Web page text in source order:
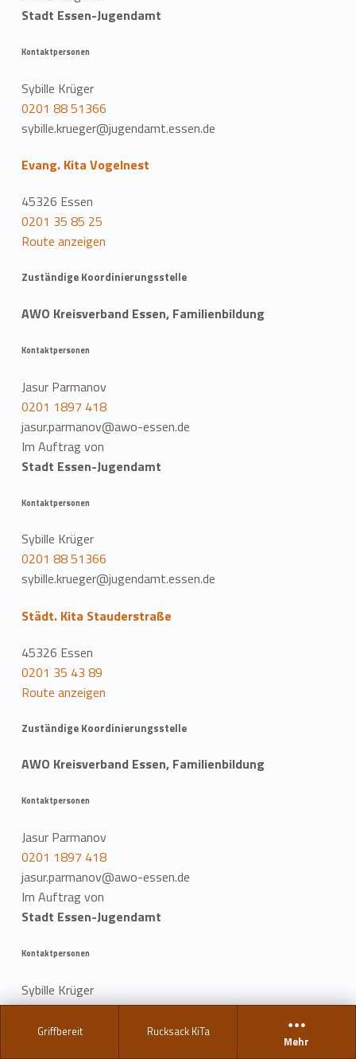
Griffbereit Rucksack KiTa
Mehr
Stadt Essen-Jugendamt
Kontaktpersonen
Sybille Krüger
0201 88 51366
sybille.krueger@jugendamt.essen.de
Evang. Kita Vogelnest
45326 Essen
0201 35 85 25
Route anzeigen
Zuständige Koordinierungsstelle
AWO Kreisverband Essen, Familienbildung
Kontaktpersonen
Jasur Parmanov
0201 1897 418
jasur.parmanov@awo-essen.de
Im Auftrag von
Stadt Essen-Jugendamt
Kontaktpersonen
Sybille Krüger
0201 88 51366
sybille.krueger@jugendamt.essen.de
Städt. Kita Stauderstraße
45326 Essen
0201 35 43 89
Route anzeigen
Zuständige Koordinierungsstelle
AWO Kreisverband Essen, Familienbildung
Kontaktpersonen
Jasur Parmanov
0201 1897 418
jasur.parmanov@awo-essen.de
Im Auftrag von
Stadt Essen-Jugendamt
Kontaktpersonen
Sybille Krüger
0201 88 51366
sybille.krueger@jugendamt.essen.de